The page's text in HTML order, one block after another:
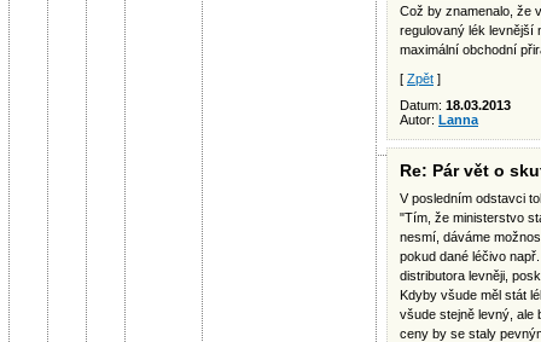
Což by znamenalo, že
regulovaný lék levnější
maximální obchodní
[ Zpět ]
Datum: 18.03.2013
Autor: Lanna
Re: Pár vět o
V posledním odstavci
"Tím, že ministerstvo
nesmí, dáváme
pokud dané léčivo
distributora levněji,
Kdyby všude měl stát
všude stejně levný, ale
ceny by se staly